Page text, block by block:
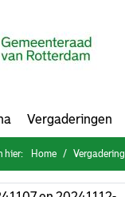
Vergaderingen
hier: Home